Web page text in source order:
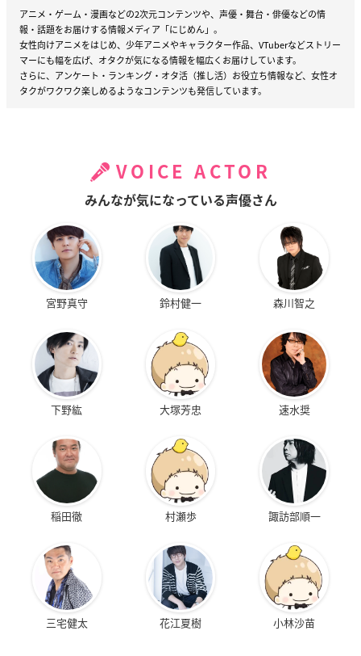
アニメ・ゲーム・漫画などの2次元コンテンツや、声優・舞台・俳優などの情
報・話題をお届けする情報メディア「にじめん」。
女性向けアニメをはじめ、少年アニメやキャラクター作品、VTuberなどストリー
マーにも幅を広げ、オタクが気になる情報を幅広くお届けしています。
さらに、アンケート・ランキング・オタ活（推し活）お役立ち情報など、女性オ
タクがワクワク楽しめるようなコンテンツも発信しています。
VOICE ACTOR
みんなが気になっている声優さん
宮野真守 鈴村健一 森川智之
下野紘 大塚芳忠 速水奨
稲田徹 村瀬歩 諏訪部順一
三宅健太 花江夏樹 小林沙苗